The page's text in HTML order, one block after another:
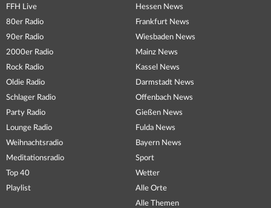
FFH Live
80er Radio
90er Radio
2000er Radio
Rock Radio
Oldie Radio
Schlager Radio
Party Radio
Lounge Radio
Weihnachtsradio
Meditationsradio
Top 40
Playlist
Hessen News
Frankfurt News
Wiesbaden News
Mainz News
Kassel News
Darmstadt News
Offenbach News
Gießen News
Fulda News
Bayern News
Sport
Wetter
Alle Orte
Alle Themen